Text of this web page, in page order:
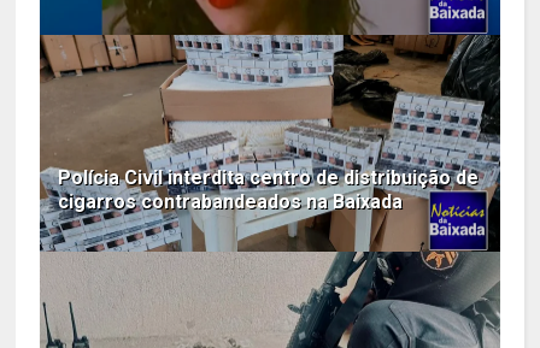
Polícia Civil interdita centro de distribuição de
cigarros contrabandeados na Baixada